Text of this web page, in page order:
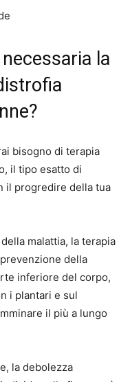
la
bisogno di terapia
il tipo esatto di
il progredire della tua
malattia, la terapia
della
inferiore del corpo,
i plantari e sul
il più a lungo
la debolezza